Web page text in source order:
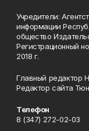
Учредители:
информации
общество
Регистрационный
2018 г.
Главный редактор
Редактор сайта
Телефон
8 (347) 272-02-03